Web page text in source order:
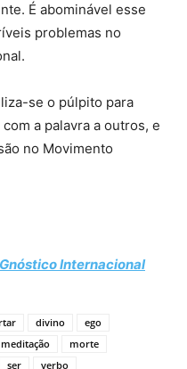
É abominável esse
problemas no
se o púlpito para
a palavra a outros, e
no Movimento
Internacional
divino
ego
meditação
morte
ser verbo